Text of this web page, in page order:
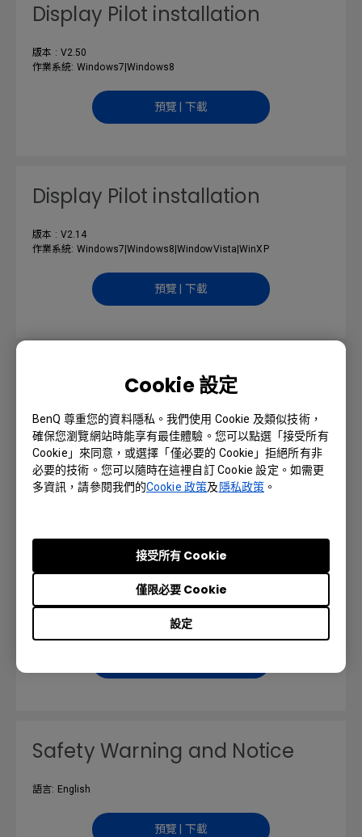
Cookie 設定
BenQ 尊重您的資料隱私。我們使用 Cookie 及類似技術，
確保您瀏覽網站時能享有最佳體驗。您可以點選「接受所有
Cookie」來同意，或選擇「僅必要的 Cookie」拒絕所有非
必要的技術。您可以隨時在這裡自訂 Cookie 設定。如需更
多資訊，請參閱我們的Cookie 政策及 隱私政策。
設定
僅限必要 Cookie
接受所有 Cookie
Display Pilot installation
版本 : V2.50
作業系統: Windows7|Windows8
預覽 | 下載
Display Pilot installation
版本 : V2.14
作業系統: Windows7|Windows8|WindowVista|WinXP
預覽 | 下載
Regulatory Statements
語言: General
預覽 | 下載
Resolution file
Safety Warning and Notice
語言: English
預覽 | 下載